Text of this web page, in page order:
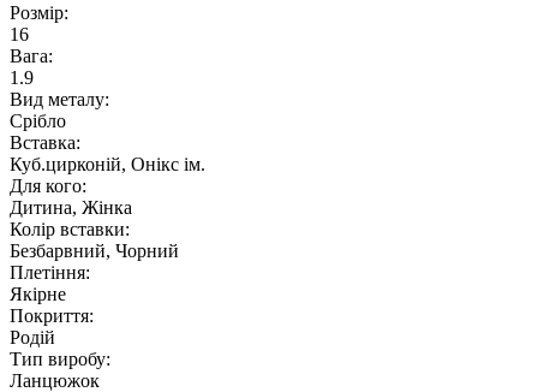
Розмір:
16
Вага:
1.9
Вид металу:
Срібло
Вставка:
Куб.цирконій, Онікс ім.
Для кого:
Дитина, Жінка
Колір вставки:
Безбарвний, Чорний
Плетіння:
Якірне
Покриття:
Родій
Тип виробу:
Ланцюжок